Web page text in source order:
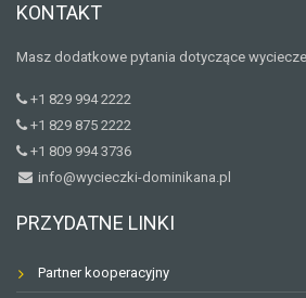
KONTAKT
Masz dodatkowe pytania dotyczące
+1 829 994 2222
+1 829 875 2222
+1 809 994 3736
info@wycieczki-dominikana.pl
PRZYDATNE LINKI
Partner kooperacyjny